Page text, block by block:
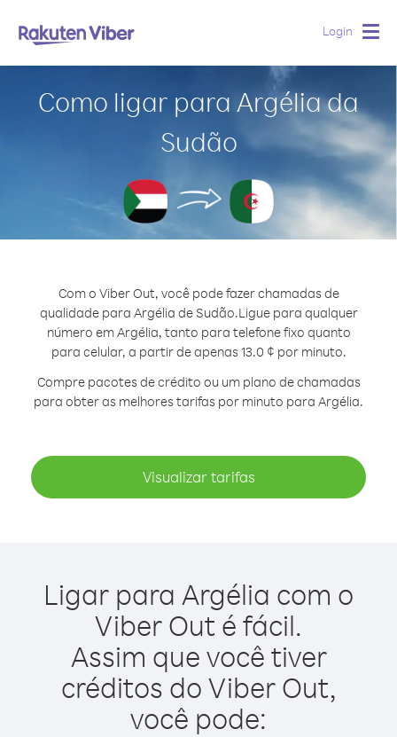
Login
Como ligar para Argélia da
Sudão
Com o Viber Out, você pode fazer chamadas de
qualidade para Argélia de Sudão.Ligue para qualquer
número em Argélia, tanto para telefone fixo quanto
para celular, a partir de apenas 13.0 ¢ por minuto.
Compre pacotes de crédito ou um plano de chamadas
para obter as melhores tarifas por minuto para Argélia.
Visualizar tarifas
Ligar para Argélia com o
Viber Out é fácil.
Assim que você tiver
créditos do Viber Out,
você pode: